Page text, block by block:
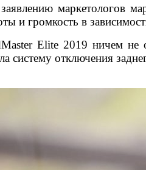
маркетологов
и громкость в
Elite 2019 ничем не
систему отключения